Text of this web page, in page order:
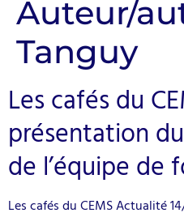
Auteur/
Tanguy
Les cafés du
présentation
de l’équipe de
Les cafés du CEMS Actualité